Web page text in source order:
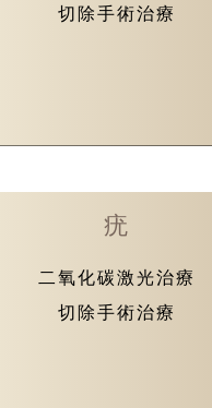
切除手術治療
疣
二氧化碳激光治療
切除手術治療